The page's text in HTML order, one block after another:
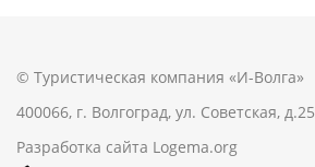
© Туристическая компания «И-Волга»
400066, г. Волгоград, ул. Советская, д.25
Разработка сайта Logema.org